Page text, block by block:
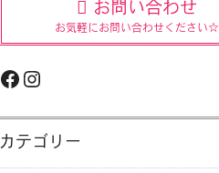
お問い合わせ
お気軽にお問い合わせください☆
Facebook
Instagram
カテゴリー